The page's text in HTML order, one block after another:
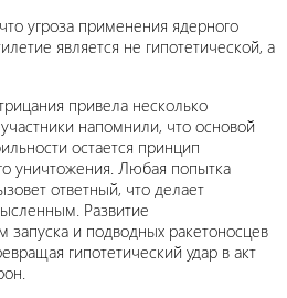
угроза применения ядерного
является не гипотетической, а
привела несколько
напомнили, что основой
остается принцип
уничтожения. Любая попытка
ответный, что делает
Развитие
запуска и подводных ракетоносцев
гипотетический удар в акт